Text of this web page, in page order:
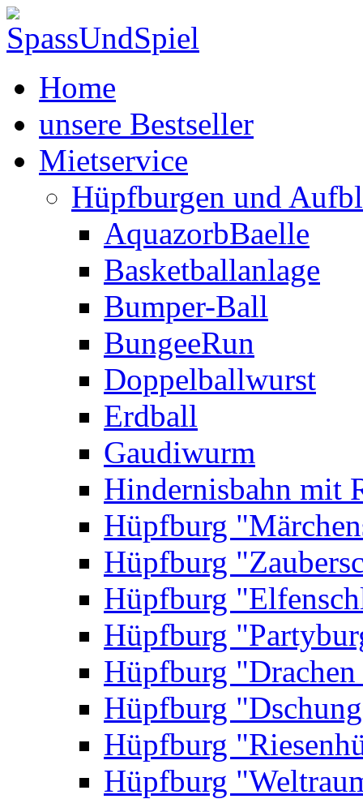
Home
unsere Bestseller
Mietservice
Hüpfburgen und
AquazorbBaelle
Basketballanlage
Bumper-Ball
BungeeRun
Doppelballwurst
Erdball
Gaudiwurm
Hindernisbahn mit
Hüpfburg
Hüpfburg
Hüpfburg
Hüpfburg
Hüpfburg
Hüpfburg
Hüpfburg
Hüpfburg